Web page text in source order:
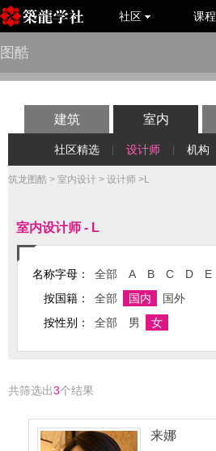
社区 课程
图酷
建筑 室内
社区精选 设计师 机构
筑龙图酷 > 室内设计 > 设计师 >L
室内设计师 - L
名称字母： 全部 A B C D E
按国籍：
全部 国内
国外
按性别：
全部 男 女
共筛选出3个结果
来娜